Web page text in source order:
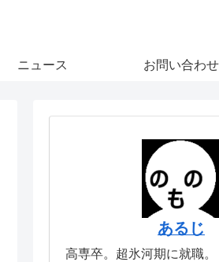
ニュース お問い合わせ
あるじ
高専卒。超氷河期に就職。